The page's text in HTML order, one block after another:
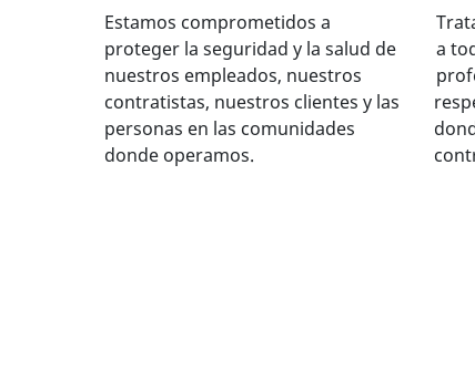
Estamos comprometidos a
proteger la seguridad y la salud de
nuestros empleados, nuestros
contratistas, nuestros clientes y las
personas en las comunidades
donde operamos.
a